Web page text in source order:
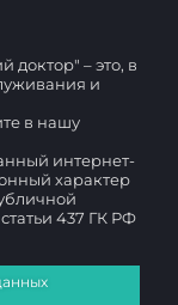
доктор" – это, в
и
в нашу
интернет-
характер
437 ГК РФ